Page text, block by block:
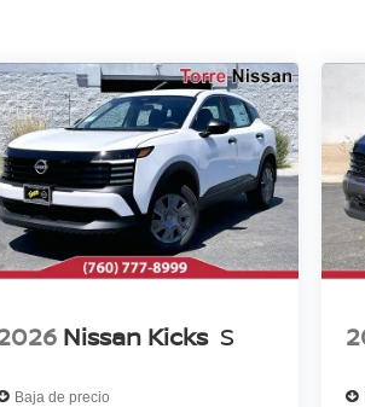
Nissan Kicks S
Baja de precio